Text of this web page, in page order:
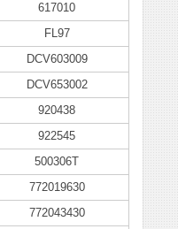
617010
FL97
DCV603009
DCV653002
920438
922545
500306T
772019630
772043430